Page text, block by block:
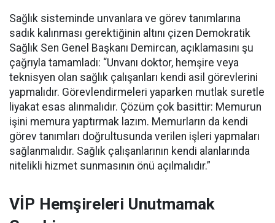
Sağlık sisteminde unvanlara ve görev tanımlarına
sadık kalınması gerektiğinin altını çizen Demokratik
Sağlık Sen Genel Başkanı Demircan, açıklamasını şu
çağrıyla tamamladı: “Unvanı doktor, hemşire veya
teknisyen olan sağlık çalışanları kendi asil görevlerini
yapmalıdır. Görevlendirmeleri yaparken mutlak suretle
liyakat esas alınmalıdır. Çözüm çok basittir: Memurun
işini memura yaptırmak lazım. Memurların da kendi
görev tanımları doğrultusunda verilen işleri yapmaları
sağlanmalıdır. Sağlık çalışanlarının kendi alanlarında
nitelikli hizmet sunmasının önü açılmalıdır.”
VİP Hemşireleri Unutmamak